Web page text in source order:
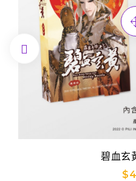
碧血玄
